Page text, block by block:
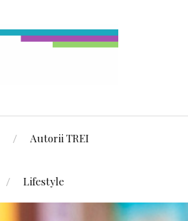
Autorii TREI
Lifestyle